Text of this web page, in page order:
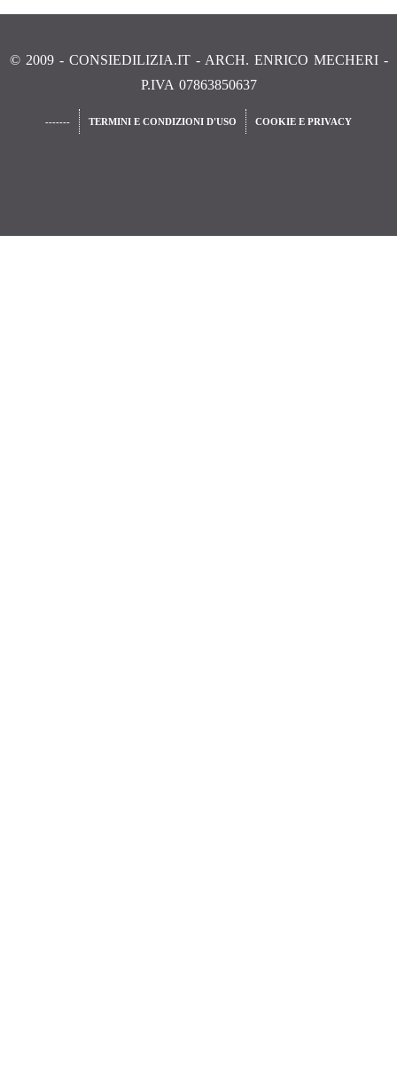
© 2009 - CONSIEDILIZIA.IT - ARCH. ENRICO MECHERI -
P.IVA 07863850637
------- TERMINI E CONDIZIONI D'USO COOKIE E PRIVACY